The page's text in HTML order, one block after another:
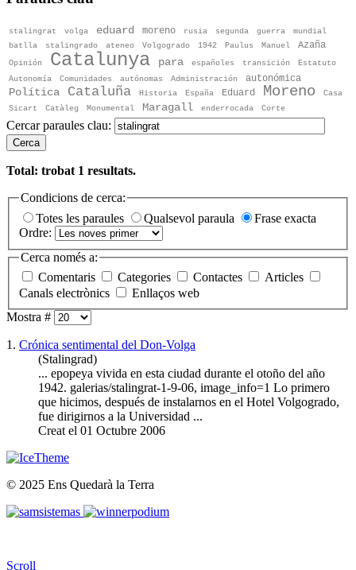
stalingrat volga eduard moreno rusia segunda guerra
mundial
batlla
stalingrado ateneo Volgogrado 1942 Paulus Manuel Azaña
Opinión Catalunya para españoles transición
Estatuto
Autonomía
Comunidades autónomas Administración autonómica
Política Cataluña Historia España Eduard Moreno
Casa
Sicart
Catàleg Monumental Maragall enderrocada Corte
Cercar paraules clau:
Cerca
Total: trobat 1 resultats.
Condicions de cerca:
Totes les paraules
Qualsevol paraula
Frase exacta
Ordre:
Cerca només a:
Comentaris
Categories Contactes
Articles
Canals electrònics
Enllaços web
Mostra #
1. Crónica sentimental del Don-Volga
(Stalingrad)
... epopeya vivida en esta ciudad durante el otoño del año
1942. galerias/stalingrat-1-9-06, image_info=1 Lo primero
que hicimos, después de instalarnos en el Hotel Volgogrado,
fue dirigirnos a la Universidad ...
Creat el 01 Octubre 2006
© 2025 Ens Quedarà la Terra
Scroll